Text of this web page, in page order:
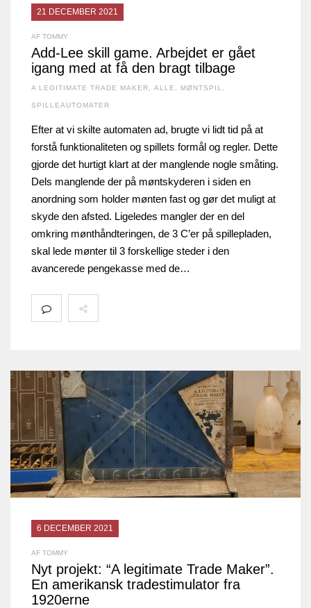
21 DECEMBER 2021
AF TOMMY
Add-Lee skill game. Arbejdet er gået
igang med at få den bragt tilbage
A LEGITIMATE TRADE MAKER ALLE MØNTSPIL
SPILLEAUTOMATER
Efter at vi skilte automaten ad, brugte vi lidt tid på at
forstå funktionaliteten og spillets formål og regler. Dette
gjorde det hurtigt klart at der manglende nogle småting.
Dels manglende der på møntskyderen i siden en
anordning som holder mønten fast og gør det muligt at
skyde den afsted. Ligeledes mangler der en del
omkring mønthåndteringen, de 3 C’er på spillepladen,
skal lede mønter til 3 forskellige steder i den
avancerede pengekasse med de…
6 DECEMBER 2021
AF TOMMY
Nyt projekt: “A legitimate Trade Maker”.
En amerikansk tradestimulator fra
1920erne